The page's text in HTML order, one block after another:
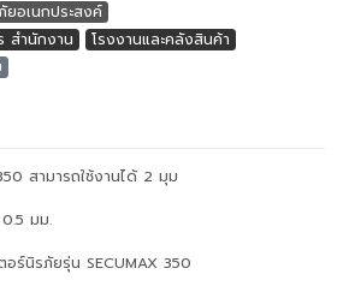
อเนกประสงค์
สำนักงาน
โรงงานและคลังสินค้า
สามารถใช้งานได้ 2 มุม
มม.
ร์นิรภัยรุ่น SECUMAX 350